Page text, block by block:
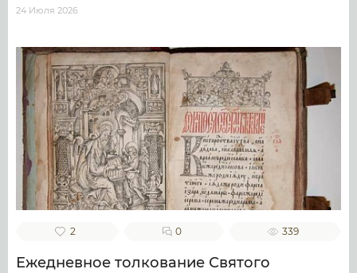
24 Июля 2026
2 0 339
Ежедневное толкование Святого